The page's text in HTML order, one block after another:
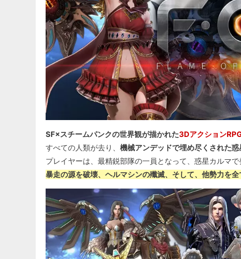
SF×スチームパンクの世界観が描かれた3Dアクション
すべての人類が去り、 機械アンデッドで埋め尽くされた
プレイヤーは、最精鋭部隊の一員となって、惑星カルマ
暴走の源を破壊、ヘルマシンの殲滅、そして、他勢力を